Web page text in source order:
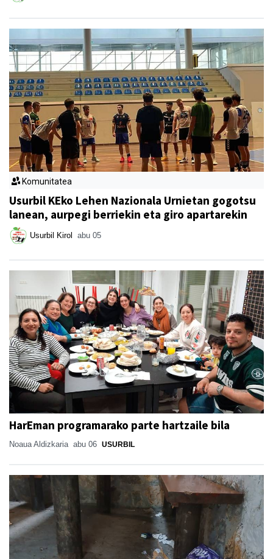
Komunitatea
Usurbil KEko Lehen Nazionala Urnietan gogotsu
lanean, aurpegi berriekin eta giro apartarekin
Usurbil Kirol abu 05
HarEman programarako parte hartzaile bila
Noaua Aldizkaria abu 06 USURBIL